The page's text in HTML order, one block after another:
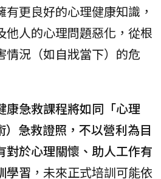
更良好的心理健康知識，
他人的心理問題惡化，從根
情況（如自戕當下）的危
康急救課程將如同「心理
）急救證照，不以營利為目
對於心理關懷、助人工作有
學習 ，未來正式培訓可能依